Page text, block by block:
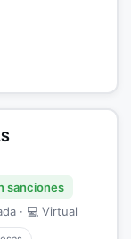
sanciones
· 💻 Virtual